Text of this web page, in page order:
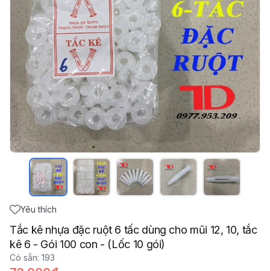
Yêu thích
Tắc kê nhựa đặc ruột 6 tấc dùng cho mũi 12, 10, tắc
kê 6 - Gói 100 con - (Lốc 10 gói)
Có sẵn: 193